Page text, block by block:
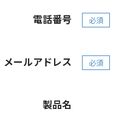
電話番号 必須
メールアドレス 必須
製品名